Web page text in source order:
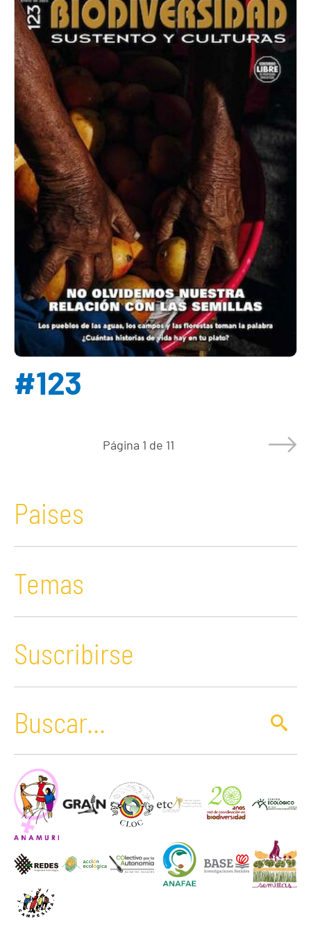
#123
Página 1 de 11
Paises
Temas
Suscribirse